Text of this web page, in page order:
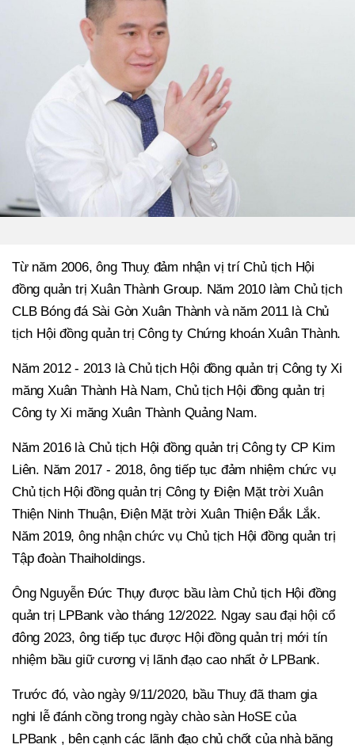
Từ năm 2006, ông Thuỵ đảm nhận vị trí Chủ tịch Hội
đồng quản trị Xuân Thành Group. Năm 2010 làm Chủ tịch
CLB Bóng đá Sài Gòn Xuân Thành và năm 2011 là Chủ
tịch Hội đồng quản trị Công ty Chứng khoán Xuân Thành.
Năm 2012 - 2013 là Chủ tịch Hội đồng quản trị Công ty Xi
măng Xuân Thành Hà Nam, Chủ tịch Hội đồng quản trị
Công ty Xi măng Xuân Thành Quảng Nam.
Năm 2016 là Chủ tịch Hội đồng quản trị Công ty CP Kim
Liên. Năm 2017 - 2018, ông tiếp tục đảm nhiệm chức vụ
Chủ tịch Hội đồng quản trị Công ty Điện Mặt trời Xuân
Thiện Ninh Thuận, Điện Mặt trời Xuân Thiện Đắk Lắk.
Năm 2019, ông nhận chức vụ Chủ tịch Hội đồng quản trị
Tập đoàn Thaiholdings.
Ông Nguyễn Đức Thụy được bầu làm Chủ tịch Hội đồng
quản trị LPBank vào tháng 12/2022. Ngay sau đại hội cổ
đông 2023, ông tiếp tục được Hội đồng quản trị mới tín
nhiệm bầu giữ cương vị lãnh đạo cao nhất ở LPBank.
Trước đó, vào ngày 9/11/2020, bầu Thuỵ đã tham gia
nghi lễ đánh cồng trong ngày chào sàn HoSE của
LPBank , bên cạnh các lãnh đạo chủ chốt của nhà băng